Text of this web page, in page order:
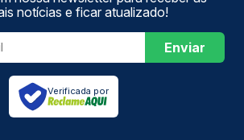
notícias e ficar atualizado!
Enviar
Verificada por